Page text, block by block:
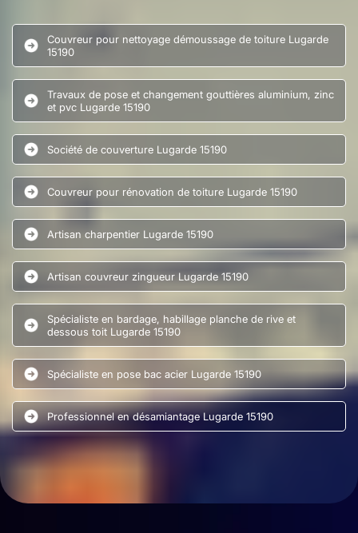
Couvreur pour nettoyage démoussage de toiture Lugarde
15190
Travaux de pose et changement gouttières aluminium, zinc
et pvc Lugarde 15190
Société de couverture Lugarde 15190
Couvreur pour rénovation de toiture Lugarde 15190
Artisan charpentier Lugarde 15190
Artisan couvreur zingueur Lugarde 15190
Spécialiste en bardage, habillage planche de rive et
dessous toit Lugarde 15190
Spécialiste en pose bac acier Lugarde 15190
Professionnel en désamiantage Lugarde 15190